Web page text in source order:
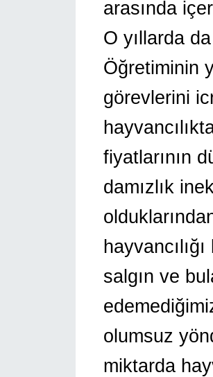
arasında
O yıllarda
Öğretiminin
görevlerini
fiyatlarının
damızlık
salgın ve
olumsuz
miktarda